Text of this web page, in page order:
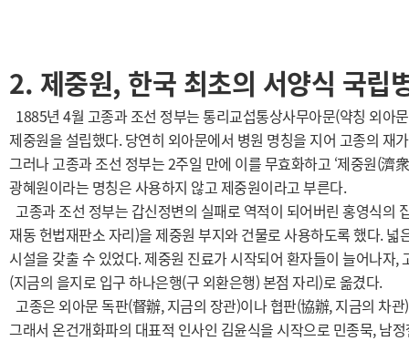
2. 제중원, 한국 최초의 서양식 국립
1885년 4월 고종과 조선 정부는 통리교섭통상사무아문(약칭 외아
제중원을 설립했다. 당연히 외아문에서 병원 명칭을 지어 고종의 재
그러나 고종과 조선 정부는 2주일 만에 이를 무효화하고 ‘제중원(濟
광혜원이라는 명칭은 사용하지 않고 제중원이라고 부른다.
고종과 조선 정부는 갑신정변의 실패로 역적이 되어버린 홍영식의
재동 헌법재판소 자리)을 제중원 부지와 건물로 사용하도록 했다.
시설을 갖출 수 있었다. 제중원 진료가 시작되어 환자들이 늘어나
(지금의 을지로 입구 하나은행(구 외환은행) 본점 자리)로 옮겼다.
고종은 외아문 독판(督辦, 지금의 장관)이나 협판(協辦, 지금의 차
그래서 온건개화파의 대표적 인사인 김윤식을 시작으로 민종묵, 남